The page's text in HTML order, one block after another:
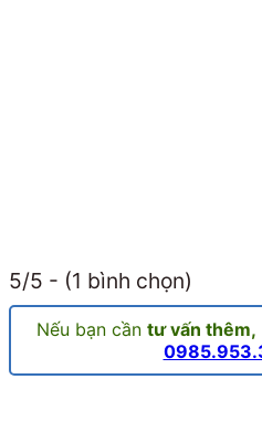
5/5 - (1 bình chọn)
Nếu bạn cần tư vấn thêm,